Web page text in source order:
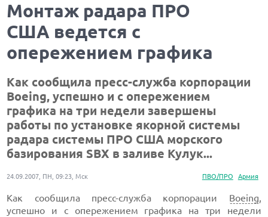
Монтаж радара ПРО
США ведется с
опережением графика
Как сообщила пресс-служба корпорации
Boeing, успешно и с опережением
графика на три недели завершены
работы по установке якорной системы
радара системы ПРО США морского
базирования SBX в заливе Кулук...
ПВО/ПРО Армия
24.09.2007, ПН, 09:23, Мск
Как сообщила пресс-служба корпорации Boeing,
успешно и с опережением графика на три недели